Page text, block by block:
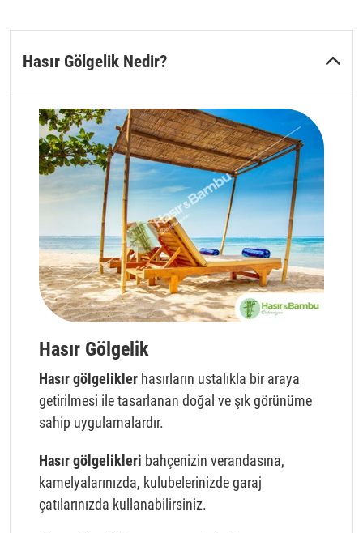
Hasır Gölgelik Nedir?
Hasır Gölgelik
Hasır gölgelikler hasırların ustalıkla bir araya
getirilmesi ile tasarlanan doğal ve şık görünüme
sahip uygulamalardır.
Hasır gölgelikleri bahçenizin verandasına,
kamelyalarınızda, kulubelerinizde garaj
çatılarınızda kullanabilirsiniz.